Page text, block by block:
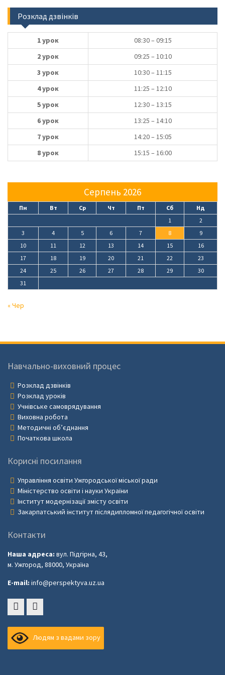
Розклад дзвінків
1 урок
08:30 – 09:15
2 урок
09:25 – 10:10
3 урок
10:30 – 11:15
4 урок
11:25 – 12:10
5 урок
12:30 – 13:15
6 урок
13:25 – 14:10
7 урок
14:20 – 15:05
8 урок
15:15 – 16:00
Серпень 2026
Пн Вт Ср Чт Пт Сб
Нд
1
2
3
4 5 6 7 8
9
10
11 12 13 14 15
16
17
18 19 20 21 22
23
24
25 26 27 28 29
30
31
« Чер
Навчально-виховний процес
Розклад дзвінків
Розклад уроків
Учнівське самоврядування
Виховна робота
Методичні об’єднання
Початкова школа
Корисні посилання
Управління освіти Ужгородської міської ради
Міністерство освіти і науки України
Інститут модернізації змісту освіти
Закарпатський інститут післядипломної педагогічної освіти
Контакти
Наша адреса: вул. Підгірна, 43,
м. Ужгород, 88000, Україна
E-mail: info@perspektyva.uz.ua
Людям з вадами зору